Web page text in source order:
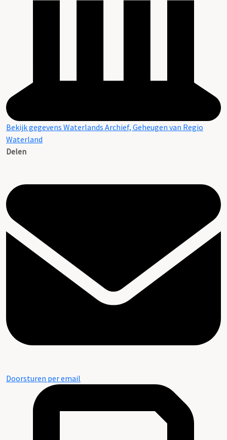
Bekijk gegevens Waterlands Archief, Geheugen van Regio
Waterland
Delen
Doorsturen per email